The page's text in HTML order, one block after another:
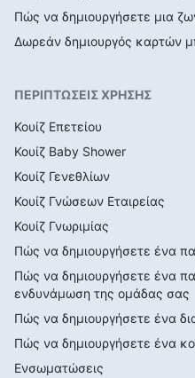
Πώς να δημιουργήσετε μια
Δωρεάν δημιουργός καρτών
ΠΕΡΙΠΤΩΣΕΙΣ ΧΡΗΣΗΣ
Κουίζ Επετείου
Κουίζ Baby Shower
Κουίζ Γενεθλίων
Κουίζ Γνώσεων Εταιρείας
Κουίζ Γνωριμίας
Πώς να δημιουργήσετε ένα
Πώς να δημιουργήσετε ένα
ενδυνάμωση της ομάδας σας
Πώς να δημιουργήσετε ένα
Πώς να δημιουργήσετε ένα
Ενσωματώσεις